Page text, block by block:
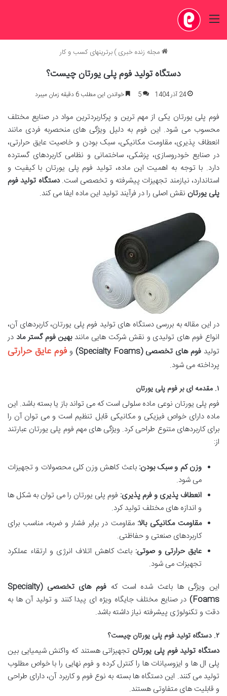
منو
مجله زنده خبری ) برترینهای کسب و کار
دستگاه تولید فوم پلی یورتان چیست؟
24 آذر 1404 5 خواندن این مطلب 6 دقیقه زمان میبرد
فوم پلی یورتان یکی از مهم ترین و پرکاربردترین مواد در صنایع مختلف
محسوب می شود. این فوم به دلیل ویژگی های منحصربه فردی مانند
انعطاف پذیری، مقاومت مکانیکی، سبک بودن و خاصیت عایق حرارتی،
در صنایع خودروسازی، پزشکی، ساختمانی و نظامی کاربردهای گسترده
دارد. با توجه به اهمیت این ماده، تولید فوم پلی یورتان با کیفیت و
استاندارد، نیازمند تجهیزات پیشرفته و تخصصی است.دستگاه تولید فوم
پلی یورتان نقش اصلی را در فرآیند تولید این ماده ایفا می کند.
در این مقاله به بررسی دستگاه های تولید فوم پلی یورتان، کاربردهای آن،
انواع فوم های تولیدی و نقش شرکت هایی مانندبهین فوم گستر ماد در
تولید فوم های تخصصی (Specialty Foams) وفوم عایق حرارتی
پرداخته می شود.
۱. مقدمه ای بر فوم پلی یورتان
فوم پلی یورتان نوعی ماده سلولی است که می تواند باز یا بسته باشد. این
ماده دارای خواص فیزیکی و مکانیکی قابل تنظیم است و می توان آن را
برای کاربردهای متنوع طراحی کرد. ویژگی های مهم فوم پلی یورتان عبارتند
از:
وزن کم و سبک بودن: باعث کاهش وزن کلی محصولات و تجهیزات
می شود.
انعطاف پذیری و فرم پذیری: فوم پلی یورتان را می توان به شکل ها
و اندازه های مختلف تولید کرد.
مقاومت مکانیکی بالا: مقاومت در برابر فشار و ضربه، مناسب برای
کاربردهای صنعتی و حفاظتی.
عایق حرارتی و صوتی: باعث کاهش اتلاف انرژی و ارتقاء عملکرد
تجهیزات می شود.
این ویژگی ها باعث شده است که
فوم های تخصصی (Specialty
Foams) در صنایع مختلف جایگاه ویژه ای پیدا کنند و تولید آن ها به
دقت و تکنولوژی پیشرفته نیاز داشته باشد.
۲. دستگاه تولید فوم پلی یورتان چیست؟
دستگاه تولید فوم پلی یورتان تجهیزاتی هستند که واکنش شیمیایی بین
پلی ال ها و ایزوسیانات ها را کنترل کرده و فوم نهایی را با خواص مطلوب
تولید می کنند. این دستگاه ها بسته به نوع فوم و کاربرد آن، دارای طراحی
و قابلیت های متفاوتی هستند.